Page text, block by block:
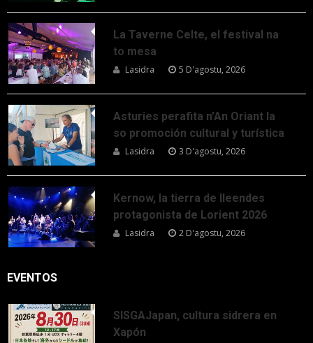
La Taverne Celte, el festival na
to mesa
Lasidra 5 D'agostu, 2026
Asturies perafita n’An Oriant la
so promoción cultural y turística
Lasidra 3 D'agostu, 2026
Kernow, la tierra de lleendes
protagonista de Lorient 2026
Lasidra 2 D'agostu, 2026
EVENTOS
SISGAJapan, cultura sidrera en
Xapón